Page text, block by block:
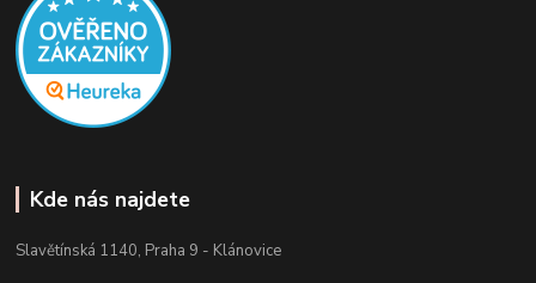
Kde nás najdete
Slavětínská 1140, Praha 9 - Klánovice